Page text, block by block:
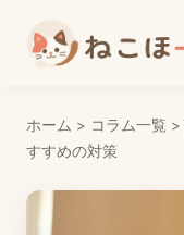
ホーム > コラム一覧 >
すすめの対策